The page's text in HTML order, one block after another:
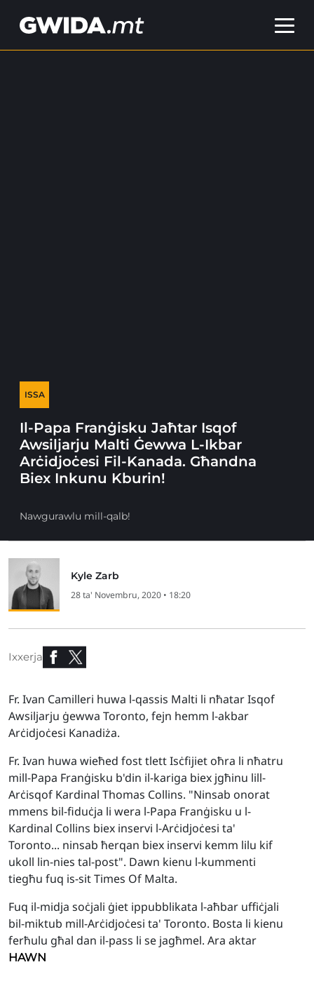
ISSA
Il-Papa Franġisku Jaħtar Isqof
Awsiljarju Malti Ġewwa L-Ikbar
Arċidjoċesi Fil-Kanada. Għandna
Biex Inkunu Kburin!
Nawgurawlu mill-qalb!
Kyle Zarb
28 ta' Novembru, 2020 • 18:20
Ixxerja
Fr. Ivan Camilleri huwa l-qassis Malti li nħatar Isqof
Awsiljarju ġewwa Toronto, fejn hemm l-akbar
Arċidjoċesi Kanadiża.
Fr. Ivan huwa wieħed fost tlett Isċfijiet oħra li nħatru
mill-Papa Franġisku b'din il-kariga biex jgħinu lill-
Arċisqof Kardinal Thomas Collins. "Ninsab onorat
mmens bil-fiduċja li wera l-Papa Franġisku u l-
Kardinal Collins biex inservi l-Arċidjoċesi ta'
Toronto... ninsab ħerqan biex inservi kemm lilu kif
ukoll lin-nies tal-post". Dawn kienu l-kummenti
tiegħu fuq is-sit Times Of Malta.
Fuq il-midja soċjali ġiet ippubblikata l-aħbar uffiċjali
bil-miktub mill-Arċidjoċesi ta' Toronto. Bosta li kienu
ferħulu għal dan il-pass li se jagħmel. Ara aktar
HAWN